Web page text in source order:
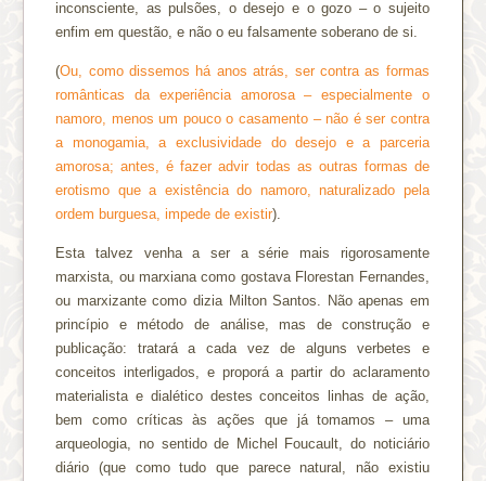
inconsciente, as pulsões, o desejo e o gozo – o sujeito
enfim em questão, e não o eu falsamente soberano de si.
(Ou, como dissemos há anos atrás, ser contra as formas
românticas da experiência amorosa – especialmente o
namoro, menos um pouco o casamento – não é ser contra
a monogamia, a exclusividade do desejo e a parceria
amorosa; antes, é fazer advir todas as outras formas de
erotismo que a existência do namoro, naturalizado pela
ordem burguesa, impede de existir).
Esta talvez venha a ser a série mais rigorosamente
marxista, ou marxiana como gostava Florestan Fernandes,
ou marxizante como dizia Milton Santos. Não apenas em
princípio e método de análise, mas de construção e
publicação: tratará a cada vez de alguns verbetes e
conceitos interligados, e proporá a partir do aclaramento
materialista e dialético destes conceitos linhas de ação,
bem como críticas às ações que já tomamos – uma
arqueologia, no sentido de Michel Foucault, do noticiário
diário (que como tudo que parece natural, não existiu